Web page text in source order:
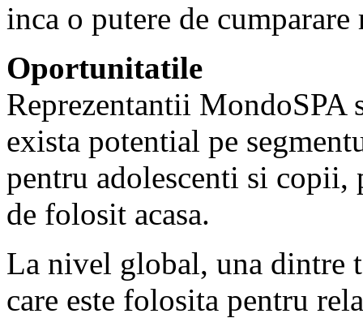
inca o putere de cumparare
Oportunitatile
Reprezentantii MondoSPA
exista potential pe
pentru adolescenti si copii,
de folosit acasa.
La nivel global, una dintre
care este folosita pentru